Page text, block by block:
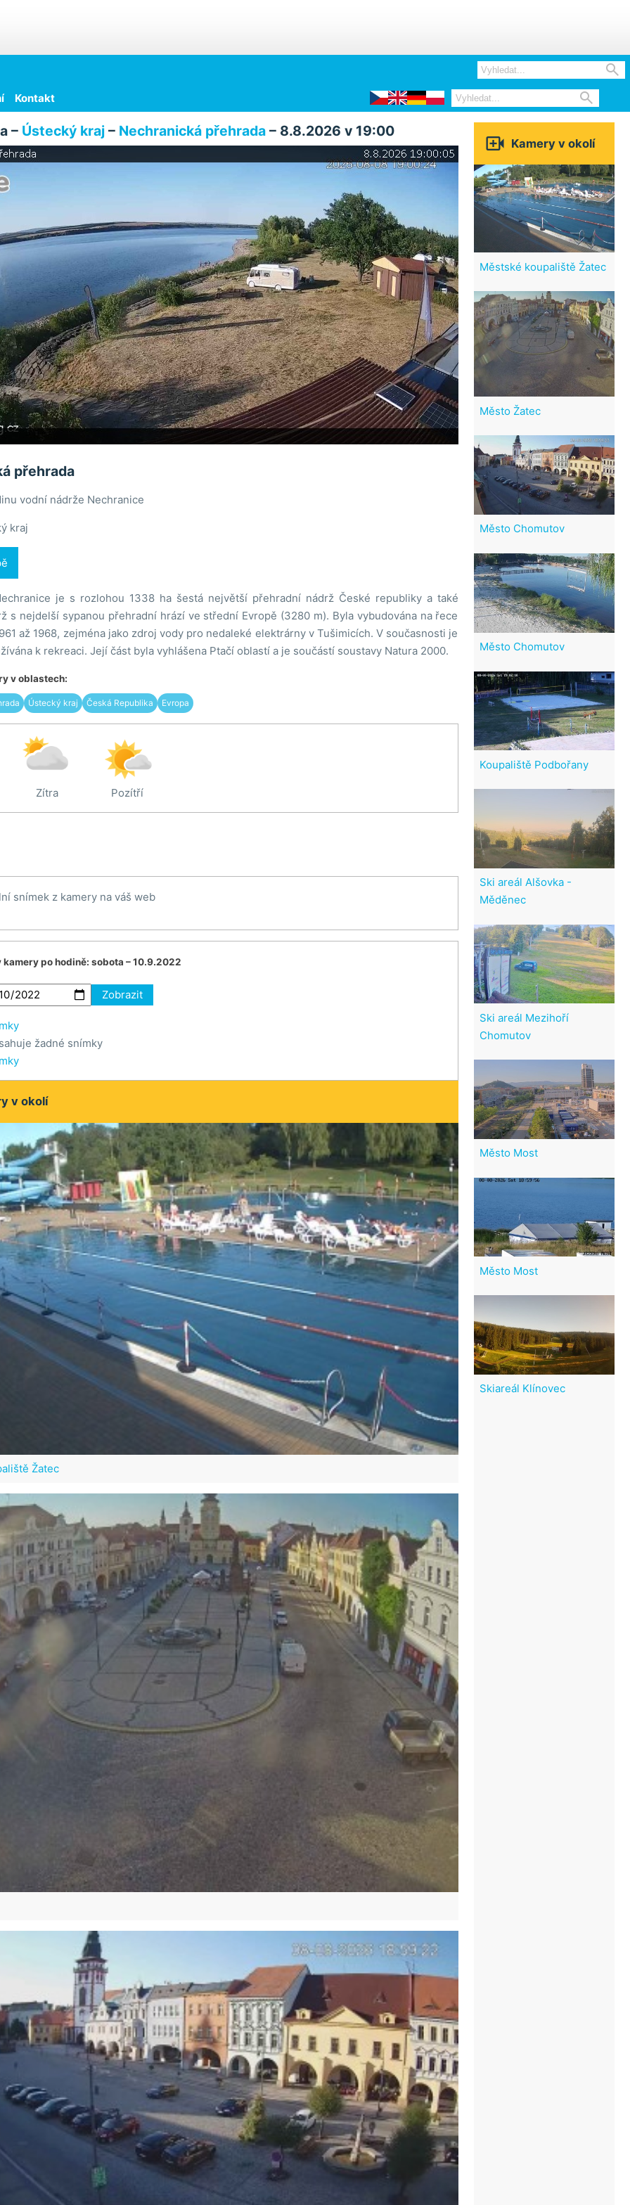

Kontakt 
– Ústecký kraj– Nechranická přehrada– 8.8.2026 v 19:00
přehrada
vodní nádrže Nechranice
kraj
je s rozlohou 1338 ha šestá největší přehradní nádrž České republiky a také
s nejdelší sypanou přehradní hrází ve střední Evropě (3280 m). Byla vybudována na řece
až 1968, zejména jako zdroj vody pro nedaleké elektrárny v Tušimicích. V současnosti je
k rekreaci. Její část byla vyhlášena Ptačí oblastí a je součástí soustavy Natura 2000.
v oblastech:
Ústecký kraj Česká Republika Evropa
Zítra Pozítří
snímek z kamery na váš web
kamery po hodině: sobota – 10.9.2022
Zobrazit
žadné snímky
v okolí
Žatec
 Kamery v okolí
Městské koupaliště Žatec
Město Žatec
Město Chomutov
Město Chomutov
Koupaliště Podbořany
Ski areál Alšovka -
Měděnec
Ski areál Mezihoří
Chomutov
Město Most
Město Most
Skiareál Klínovec